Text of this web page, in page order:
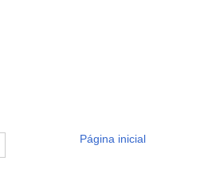
Página inicial